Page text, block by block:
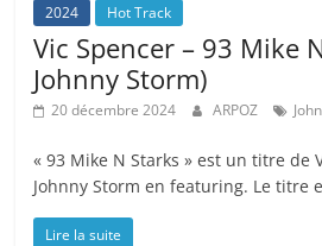
2024 Hot Track
Vic Spencer – 93 Mike
Johnny Storm)
20 décembre 2024 ARPOZ
« 93 Mike N Starks » est un titre de
Johnny Storm en featuring. Le titre
Lire la suite